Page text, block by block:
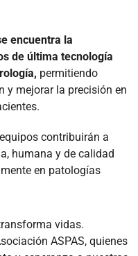
encuentra la
de última tecnología
permitiendo
y mejorar la precisión en
contribuirán a
humana y de calidad
en patologías
vidas.
ASPAS, quienes